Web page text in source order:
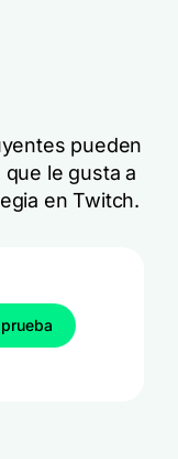
pueden
le gusta a
en Twitch.